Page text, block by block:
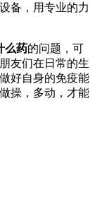
备，用专业的力
么药的问题，可
友们在日常的生
好自身的免疫能
操，多动，才能